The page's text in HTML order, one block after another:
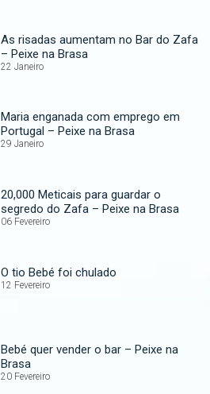
As risadas aumentam no Bar do Zafa
– Peixe na Brasa
22 Janeiro
Maria enganada com emprego em
Portugal – Peixe na Brasa
29 Janeiro
20,000 Meticais para guardar o
segredo do Zafa – Peixe na Brasa
06 Fevereiro
O tio Bebé foi chulado
12 Fevereiro
Bebé quer vender o bar – Peixe na
Brasa
20 Fevereiro